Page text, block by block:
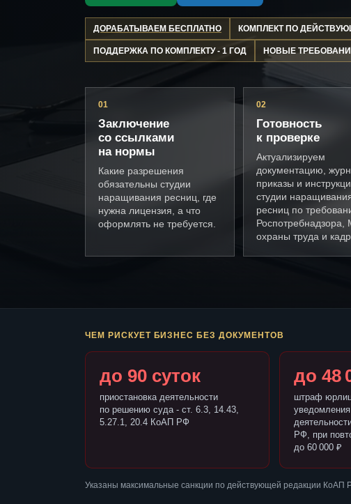
ДОРАБАТЫВАЕМ БЕСПЛАТНО КОМПЛЕКТ ПО
ПОДДЕРЖКА ПО КОМПЛЕКТУ - 1 ГОД НОВЫЕ
01
Заключение
со ссылками
на нормы
Какие разрешения
обязательны студии
наращивания ресниц, где
нужна лицензия, а что
оформлять не требуется.
02
Готовность
к проверке
Актуализируем
документацию,
приказы и
студии
ресниц по
Роспотребнадзора,
охраны труда и
ЧЕМ РИСКУЕТ БИЗНЕС БЕЗ ДОКУМЕНТОВ
до 90 суток
приостановка деятельности
по решению суда - ст. 6.3, 14.43,
5.27.1, 20.4 КоАП РФ
до 48
штраф
РФ, при
до 60 000 ₽
Указаны максимальные санкции по действующей редакции